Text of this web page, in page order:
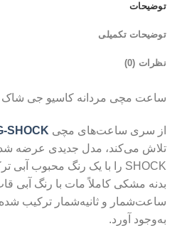
توضیحات
توضیحات تکمیلی
نظرات (0)
ساعت مچی مردانه کاسیو جی شاک GA-100CB-1A
از سری ساعت‌های مچی SHOCK
SHOCK را با یک رنگ محبوب آبی ترکیب کرده است.
بدنه مشکی کاملاً مات با رنگ آبی
ساعت‌شمار و ثانیه‌شمار ترکیب شده
به‌وجود آورد.